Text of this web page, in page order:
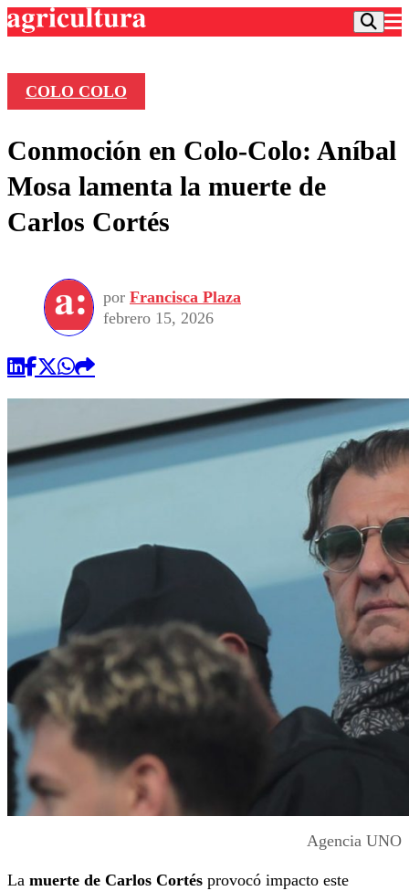
Frecuencias
Agricultura TV
Deportes
Colo Colo
Seleccion Chilena
Torneo Internacional
Universidad de Chile
Entretención
Economía
Internacional
Sustentabilidad
Publicaciones en medios
Opinión
COLO COLO
Conmoción en Colo-Colo: Aníbal
Mosa lamenta la muerte de
Carlos Cortés
por Francisca Plaza
febrero 15, 2026
Agencia UNO
La muerte de Carlos Cortés provocó impacto este